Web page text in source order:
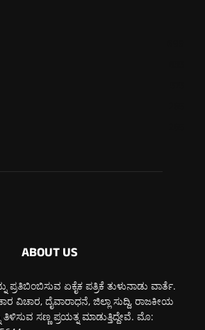
ABOUT US
ಪ್ರತಿಬಿಂಬಿಸುವ ಏಕೈಕ ಪತ್ರಿಕೆ ತುಳುನಾಡು ವಾರ್ತೆ.
ವಿಚಾರ, ದೈವಾರಾಧನೆ, ಜಿಲ್ಲಾ ಸುದ್ದಿ, ರಾಜಕೀಯ
ತಿಳಿಸುವ ಸಣ್ಣ ಪ್ರಯತ್ನ ಮಾಡುತ್ತಿದ್ದೇವೆ. ಮೊ: